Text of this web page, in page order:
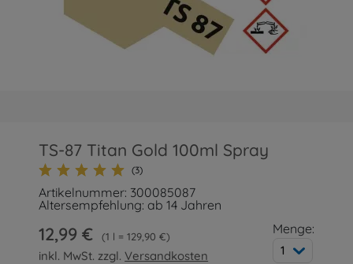
TS-87 Titan Gold 100ml Spray
(3)
Artikelnummer: 300085087
Altersempfehlung: ab 14 Jahren
12,99 € 1 l = 129,90 €
inkl. MwSt. zzgl.Versandkosten
Menge:
1